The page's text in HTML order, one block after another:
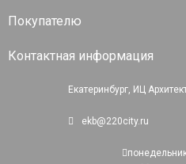
Покупателю
Контактная информация
Екатеринбург, ИЦ
ekb@220city.ru